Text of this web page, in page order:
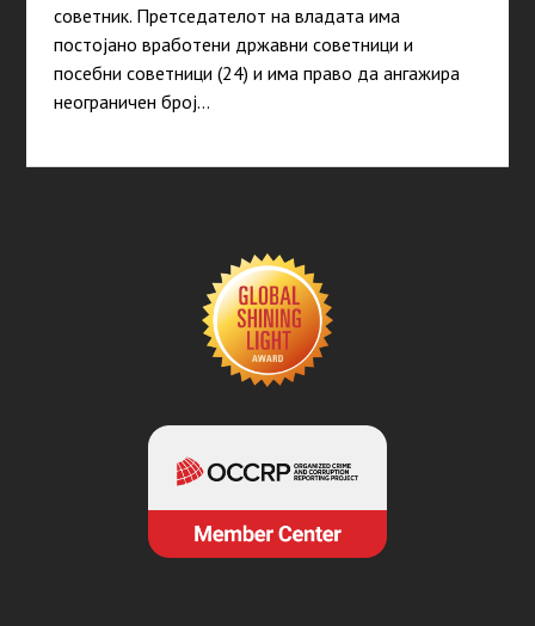
советник. Претседателот на владата има
постојано вработени државни советници и
посебни советници (24) и има право да ангажира
неограничен број…